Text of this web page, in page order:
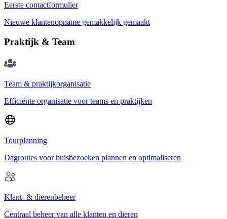
Eerste contactformulier
Nieuwe klantenopname gemakkelijk gemaakt
Praktijk & Team
Team & praktijkorganisatie
Efficiënte organisatie voor teams en praktijken
Tourplanning
Dagroutes voor huisbezoeken plannen en optimaliseren
Klant- & dierenbeheer
Centraal beheer van alle klanten en dieren